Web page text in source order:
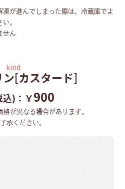
が進んでしまった際は、冷蔵庫でよ
。
せん
kind
ン[カスタード]
)：￥900
が異なる場合があります。
承ください。